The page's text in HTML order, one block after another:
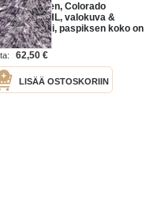
Rantanen, Colorado
NHL, valokuva &
paspiksen koko on
Hieno esim. lahjaksi ja/tai
62,50 €
LISÄÄ OSTOSKORIIN